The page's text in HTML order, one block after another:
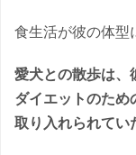
食生活が彼の体型
愛犬との散歩は、
ダイエットのため
取り入れられてい